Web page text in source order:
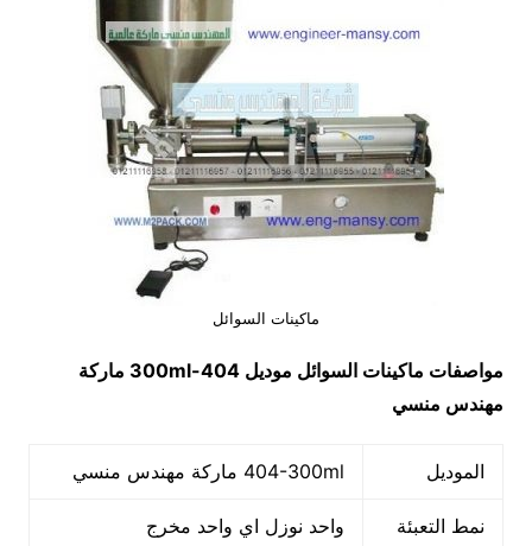
ماكينات السوائل
مواصفات ماكينات السوائل موديل 404-300ml
ماركة
مهندس منسي
الموديل 404-300ml ماركة مهندس منسي
نمط التعبئة واحد نوزل اي واحد مخرج